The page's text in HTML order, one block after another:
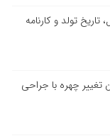
تولد و کارنامه
تغییر چهره با جراحی